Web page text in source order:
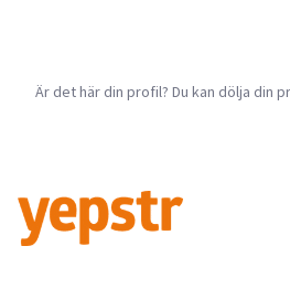
Är det här din profil? Du kan dölja din